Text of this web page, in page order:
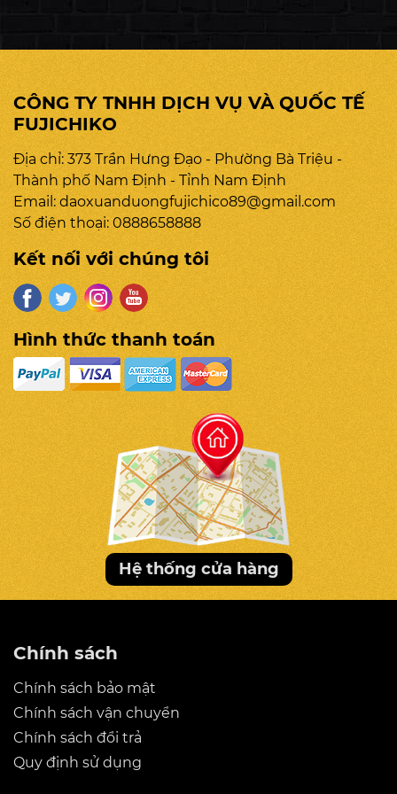
khách hàng phải trầm trồ bởi phiên
bản màu Bronze Pearl Black (Ánh
đồng ngọc trai) thời thượng. Sự đan
xen giữa màu đen huyền bí cùng
những ánh ngọc và nhũ đồng tạo
nên vẻ đẹp sang trọng, cuốn hút mọi
ánh nhìn.
Thiết kế thời thượng với phiên bản
Để tạo được ra hiệu ứng màu ánh
đồng ngọc trai độc đáo và thời
thượng này, bộ phận nghiên cứu của
Fuji Luxury đã ứng dụng công nghệ
sơn Plasti Dip cao cấp. Đây là công
nghệ phun sơn chỉ được sử dụng
CÔNG TY TNHH DỊCH VỤ VÀ QUỐC TẾ
FUJICHIKO
Địa chỉ: 373 Trần Hưng Đạo - Phường Bà Triệu -
Thành phố Nam Định - Tỉnh Nam Định
Email: daoxuanduongfujichico89@gmail.com
Số điện thoại: 0888658888
Kết nối với chúng tôi
Hình thức thanh toán
Hệ thống cửa hàng
Chính sách
Chính sách bảo mật
Chính sách vận chuyển
Chính sách đổi trả
Quy định sử dụng